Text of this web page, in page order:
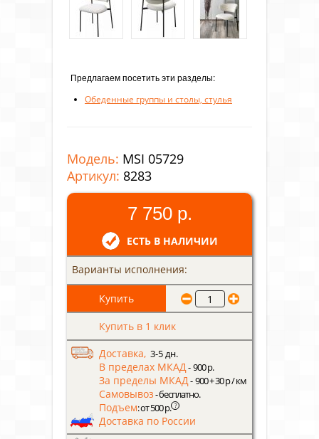
Предлагаем посетить эти разделы:
Обеденные группы и столы, стулья
Модель: MSI 05729
Артикул: 8283
7 750 р.
ЕСТЬ В НАЛИЧИИ
Варианты исполнения:
Купить в 1 клик
Доставка, 3-5 дн.
В пределах МКАД- 900 р.
За пределы МКАД- 900 + 30 р / км
Самовывоз- бесплатно.
Подъем: от 500 р. ?
Доставка по России